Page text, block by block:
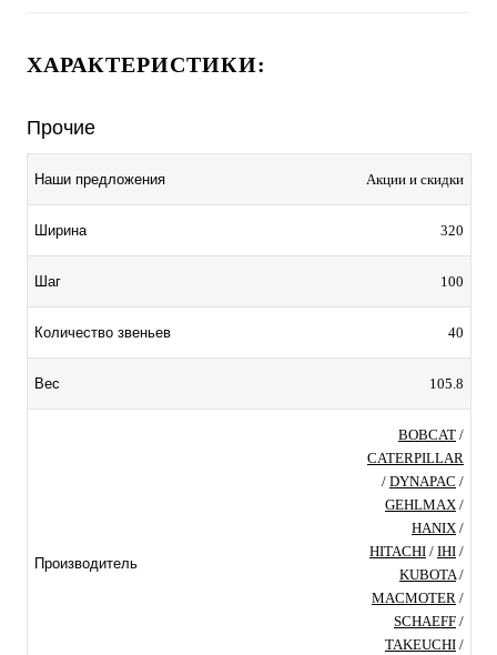
ХАРАКТЕРИСТИКИ:
Прочие
Наши предложения Акции и скидки
Ширина 320
Шаг 100
Количество звеньев 40
Вес 105.8
Производитель
BOBCAT /
CATERPILLAR
/ DYNAPAC /
GEHLMAX /
HANIX /
HITACHI / IHI /
KUBOTA/
MACMOTER /
SCHAEFF /
TAKEUCHI /